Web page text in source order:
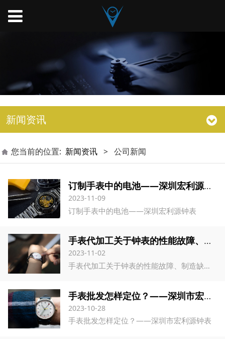
新闻资讯
您当前的位置: 新闻资讯 > 公司新闻
订制手表中的电池——深圳宏利源钟表
2023-11-09
订制手表中的电池——深圳宏利源钟表
手表代加工关于钟表的性能故障、制造缺陷和误差
2023-11-02
手表代加工关于钟表的性能故障、制造缺陷和误差
手表批发怎样定位？——深圳市宏利源钟表
2023-10-28
手表批发怎样定位？——深圳市宏利源钟表